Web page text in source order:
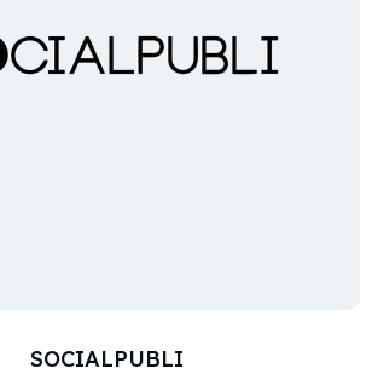
SOCIALPUBLI